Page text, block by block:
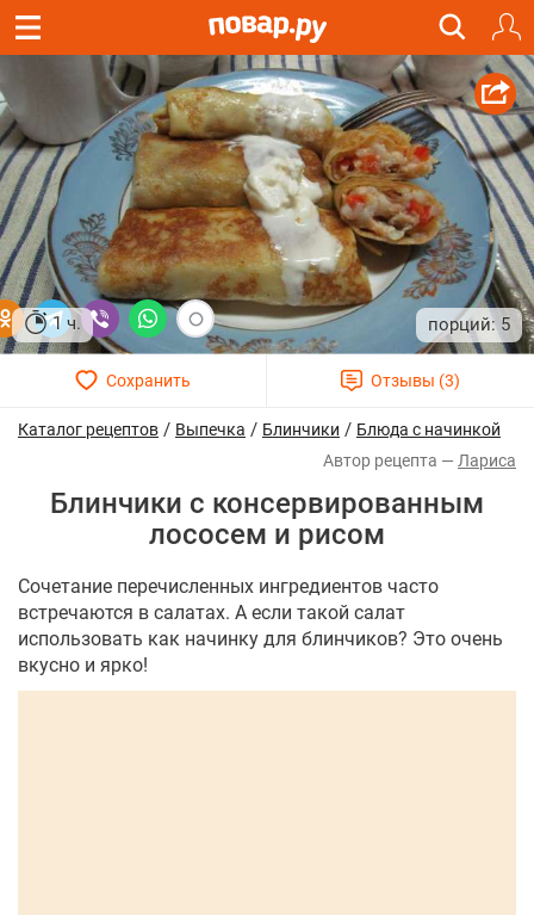
1 ч. 5
Каталог рецептов / Выпечка / Блинчики / Блюда с начинкой
Лариса
Блинчики с консервированным
лососем и рисом
Сочетание перечисленных ингредиентов часто
встречаются в салатах. А если такой салат
использовать как начинку для блинчиков? Это очень
вкусно и ярко!